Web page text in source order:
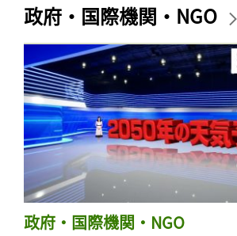
政府・国際機関・NGO
政府・国際機関・NGO